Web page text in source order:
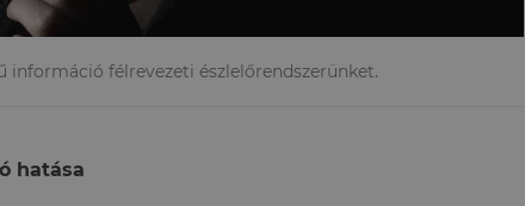
félrevezeti észlelőrendszerünket.
hatása